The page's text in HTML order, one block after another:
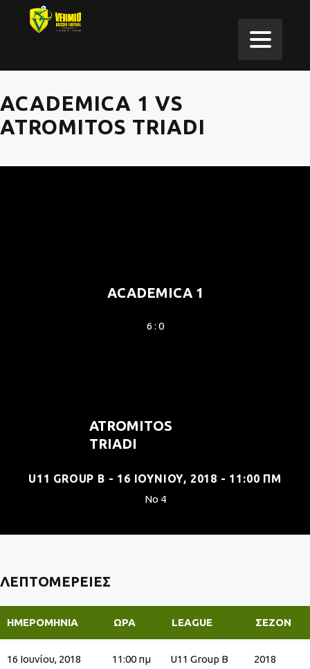
ACADEMICA 1 VS
ATROMITOS TRIADI
ACADEMICA 1
6 : 0
ATROMITOS
TRIADI
U11 GROUP B - 16 ΙΟΥΝΊΟΥ, 2018 - 11:00 ΠΜ
No 4
ΛΕΠΤΟΜΈΡΕΙΕΣ
ΗΜΕΡΟΜΗΝΊΑ ΏΡΑ LEAGUE ΣΕΖΌΝ
16 Ιουνίου, 2018 11:00 πμ U11 Group B 2018